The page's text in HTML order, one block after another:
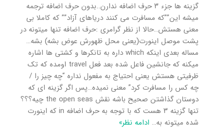
گزینه ها جزء ۳ حرف اضافه ندارن..بدون حرف اضافه ترجمه
میشه این””که مسافرت می کنند دریاهای آزاد”” که کاملا بی
معنی هستش…حالا از نظر گرامری :حرف اضافه تنها میتونه در
پشت موصل اینورت(یعنی محل ظهورش عوض بشه) بشه…
مساله بعدی اینکه which داره به تانکرها و کشتی ها اشاره
میکنه که جانشین فاعل شده بعد فعل travel اومده که تک
ظرفیتی هستش یعنی احتیاج به مفعول نداره “چه چیز را /
چه کس را مسافرت کرد” معنی نمیده…پس اگر گزینه ای که
دوستان گذاشتن صحیح باشه نقش the open seas چیه؟؟؟
تنها گزینه ۳ هست که با توجه به حرف اضافه in که اینورت
شده میتونه به… ادامه نظر»